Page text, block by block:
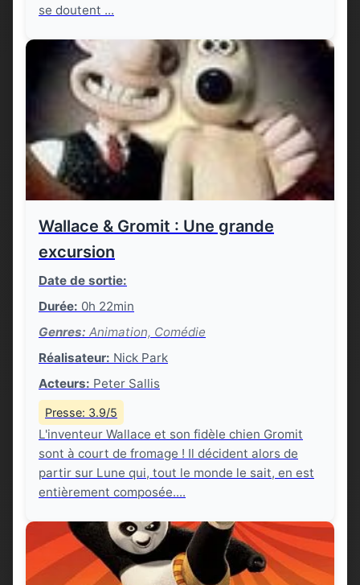
se doutent ...
Wallace & Gromit : Une grande
excursion
Date de sortie:
Durée: 0h 22min
Genres: Animation, Comédie
Réalisateur: Nick Park
Acteurs: Peter Sallis
Presse: 3.9/5
L'inventeur Wallace et son fidèle chien Gromit
sont à court de fromage ! Il décident alors de
partir sur Lune qui, tout le monde le sait, en est
entièrement composée....